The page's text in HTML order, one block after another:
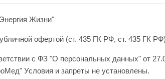
Жизни"
офертой (ст. 435 ГК РФ, ст. 435 ГК РФ)
с ФЗ "О персональных данных" от
Условия и запреты не установлены.